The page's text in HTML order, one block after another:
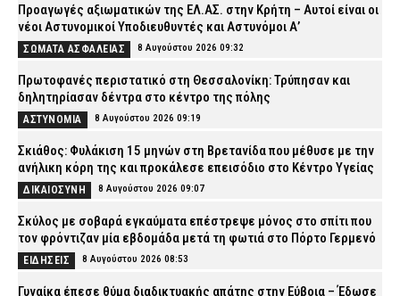
Προαγωγές αξιωματικών της ΕΛ.ΑΣ. στην Κρήτη – Αυτοί είναι οι
νέοι Αστυνομικοί Υποδιευθυντές και Αστυνόμοι Α’
ΣΩΜΑΤΑ ΑΣΦΑΛΕΙΑΣ 8 Αυγούστου 2026 09:32
Πρωτοφανές περιστατικό στη Θεσσαλονίκη: Τρύπησαν και
δηλητηρίασαν δέντρα στο κέντρο της πόλης
ΑΣΤΥΝΟΜΙΑ 8 Αυγούστου 2026 09:19
Σκιάθος: Φυλάκιση 15 μηνών στη Βρετανίδα που μέθυσε με την
ανήλικη κόρη της και προκάλεσε επεισόδιο στο Κέντρο Υγείας
ΔΙΚΑΙΟΣΥΝΗ 8 Αυγούστου 2026 09:07
Σκύλος με σοβαρά εγκαύματα επέστρεψε μόνος στο σπίτι που
τον φρόντιζαν μία εβδομάδα μετά τη φωτιά στο Πόρτο Γερμενό
ΕΙΔΗΣΕΙΣ 8 Αυγούστου 2026 08:53
Γυναίκα έπεσε θύμα διαδικτυακής απάτης στην Εύβοια – Έδωσε